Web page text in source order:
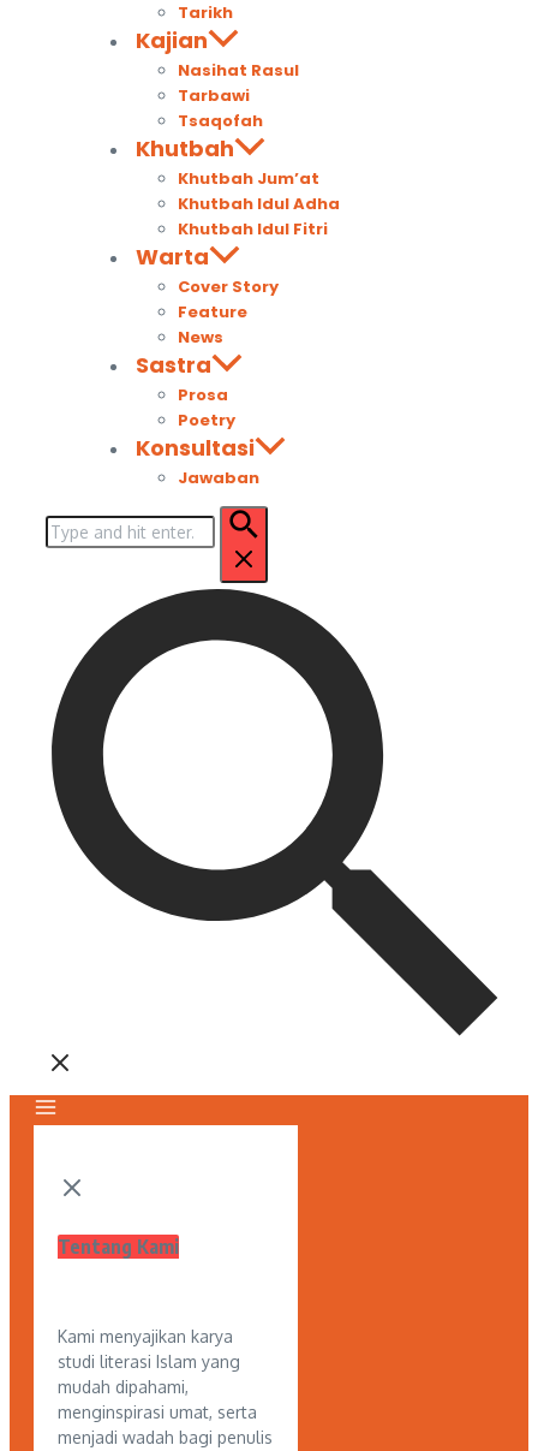
Tarikh
Kajian
Nasihat Rasul
Tarbawi
Tsaqofah
Khutbah
Khutbah Jum’at
Khutbah Idul Adha
Khutbah Idul Fitri
Warta
Cover Story
Feature
News
Sastra
Prosa
Poetry
Konsultasi
Jawaban
Pencarian
untuk:
Tentang Kami
Kami menyajikan karya
studi literasi Islam yang
mudah dipahami,
menginspirasi umat, serta
menjadi wadah bagi penulis